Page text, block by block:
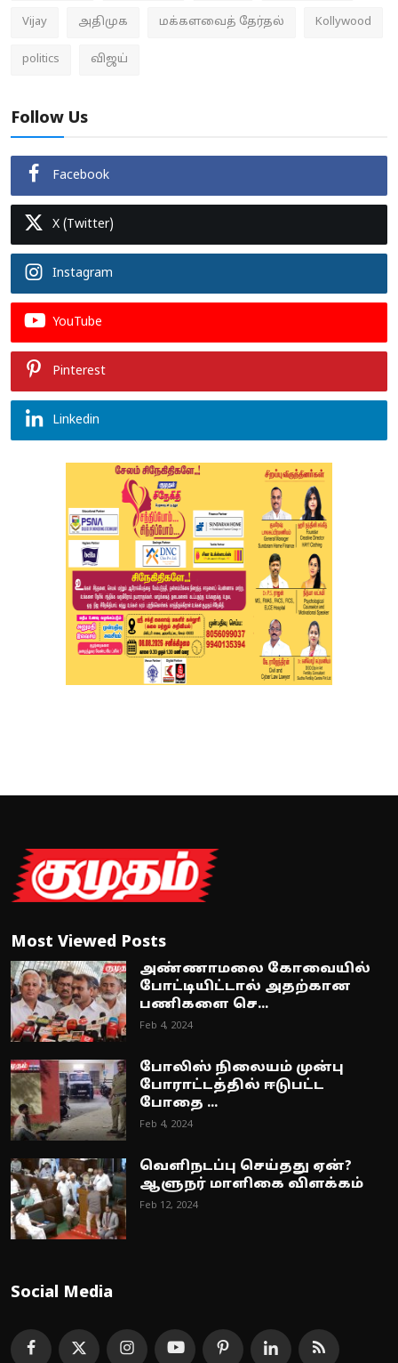
Vijay அதிமுக மக்களவைத் தேர்தல் Kollywood
politics விஜய்
Follow Us
Facebook
X (Twitter)
Instagram
YouTube
Pinterest
Linkedin
Most Viewed Posts
அண்ணாமலை கோவையில்
போட்டியிட்டால் அதற்கான
பணிகளை செ...
Feb 4, 2024
போலிஸ் நிலையம் முன்பு
போராட்டத்தில் ஈடுபட்ட
போதை ...
Feb 4, 2024
வெளிநடப்பு செய்தது ஏன்?
ஆளுநர் மாளிகை விளக்கம்
Feb 12, 2024
Social Media